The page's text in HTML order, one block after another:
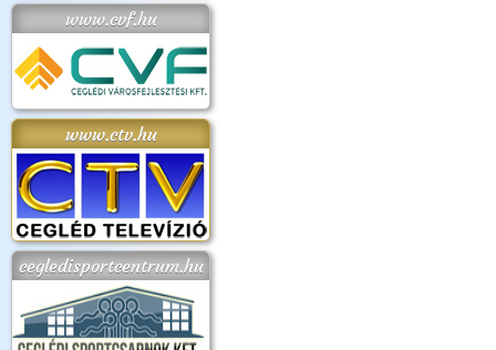
www.cvf.hu
www.ctv.hu
cegledisportcentrum.hu